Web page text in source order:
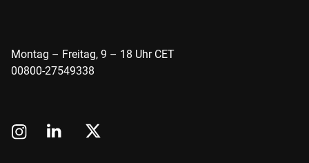
Montag – Freitag, 9 – 18 Uhr CET
00800-27549338